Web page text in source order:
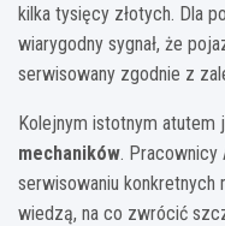
kilka tysięcy złotych. Dla
wiarygodny sygnał, że
serwisowany zgodnie z
Kolejnym istotnym atutem
mechaników. Pracownicy
serwisowaniu
wiedzą, na co zwrócić